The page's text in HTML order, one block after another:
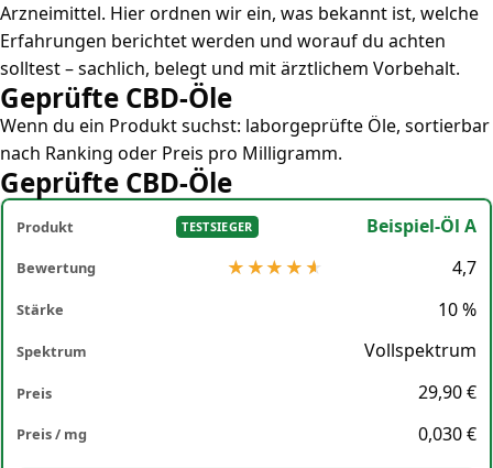
Arzneimittel. Hier ordnen wir ein, was bekannt ist, welche
Erfahrungen berichtet werden und worauf du achten
solltest – sachlich, belegt und mit ärztlichem Vorbehalt.
Geprüfte CBD-Öle
Wenn du ein Produkt suchst: laborgeprüfte Öle, sortierbar
nach Ranking oder Preis pro Milligramm.
Geprüfte CBD-Öle
TESTSIEGER
Beispiel-Öl A
4,7
10 %
Vollspektrum
29,90 €
0,030 €